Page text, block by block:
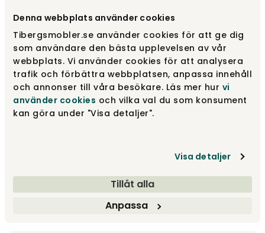
Denna webbplats använder cookies
Tibergsmobler.se använder cookies för att ge dig
som användare den bästa upplevelsen av vår
webbplats. Vi använder cookies för att analysera
trafik och förbättra webbplatsen, anpassa innehåll
och annonser till våra besökare. Läs mer hur vi
använder cookies och vilka val du som konsument
kan göra under "Visa detaljer".
Visa detaljer
Tillåt alla
Anpassa
Design dit produkt
Træf dine valg
Anbefalede tilvalg
Anbefalede tilvalg
Fri fragt vid køp øver 3.990 kr